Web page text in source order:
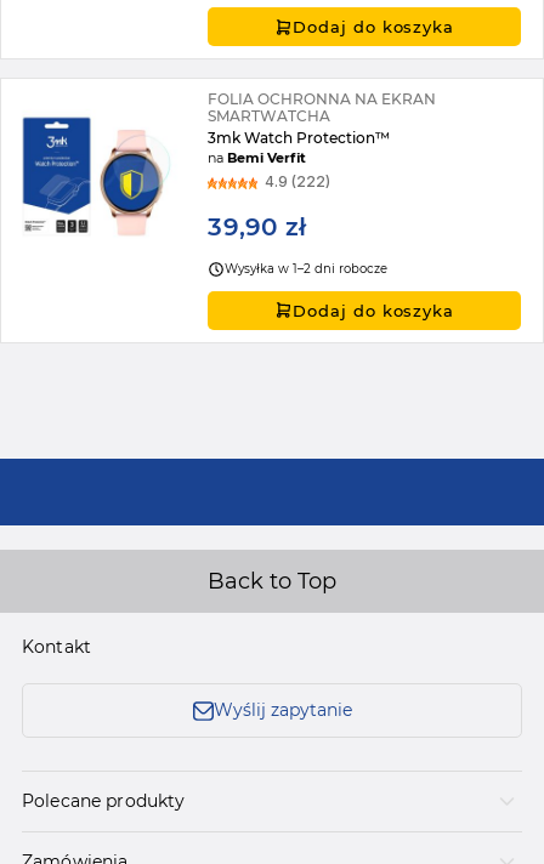
Dodaj do koszyka
FOLIA OCHRONNA NA EKRAN
SMARTWATCHA
3mk Watch Protection™
naBemi Verfit
4.9 (222)
39,90 zł
Wysyłka w 1–2 dni robocze
Dodaj do koszyka
Back to Top
Kontakt
Wyślij zapytanie
Polecane produkty